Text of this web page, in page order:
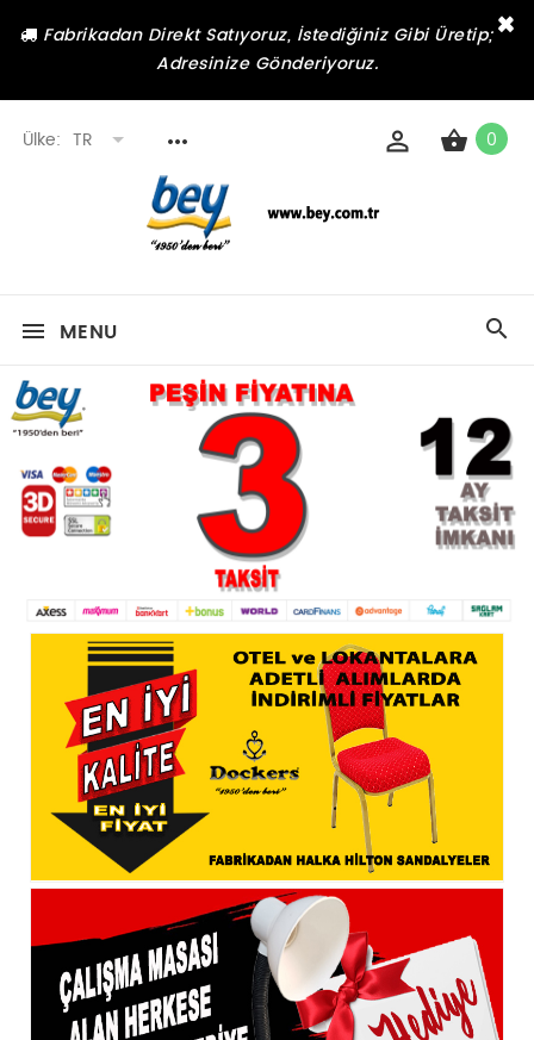
×
Fabrikadan Direkt Satıyoruz, İstediğiniz Gibi Üretip;
Adresinize Gönderiyoruz.
Ülke: TR 0
MENU